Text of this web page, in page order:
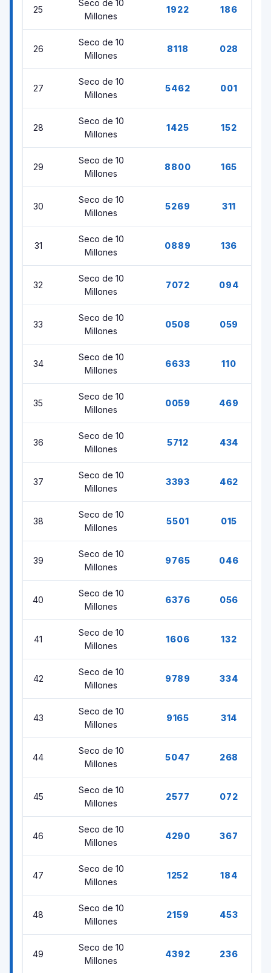
25
Seco de 10
Millones
1922 186
26
Seco de 10
Millones
8118 028
27
Seco de 10
Millones
5462 001
28
Seco de 10
Millones
1425 152
29
Seco de 10
Millones
8800 165
30
Seco de 10
Millones
5269 311
31
Seco de 10
Millones
0889 136
32
Seco de 10
Millones
7072 094
33
Seco de 10
Millones
0508 059
34
Seco de 10
Millones
6633 110
35
Seco de 10
Millones
0059 469
36
Seco de 10
Millones
5712 434
37
Seco de 10
Millones
3393 462
38
Seco de 10
Millones
5501 015
39
Seco de 10
Millones
9765 046
40
Seco de 10
Millones
6376 056
41
Seco de 10
Millones
1606 132
42
Seco de 10
Millones
9789 334
43
Seco de 10
Millones
9165 314
44
Seco de 10
Millones
5047 268
45
Seco de 10
Millones
2577 072
46
Seco de 10
Millones
4290 367
47
Seco de 10
Millones
1252 184
48
Seco de 10
Millones
2159 453
49
Seco de 10
Millones
4392 236